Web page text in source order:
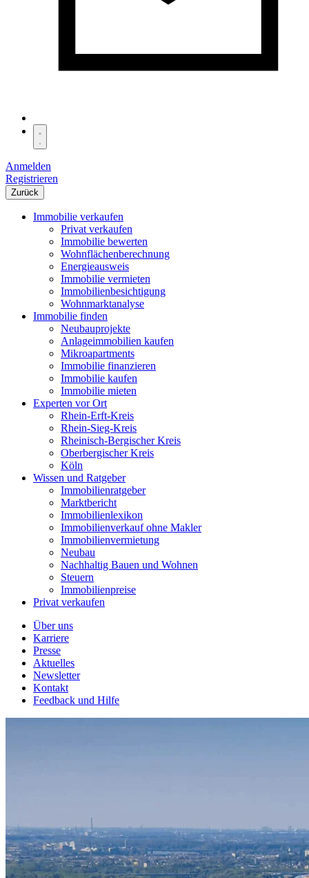
Anmelden
Registrieren
Zurück
Immobilie verkaufen
Privat verkaufen
Immobilie bewerten
Wohnflächenberechnung
Energieausweis
Immobilie vermieten
Immobilienbesichtigung
Wohnmarktanalyse
Immobilie finden
Neubauprojekte
Anlageimmobilien kaufen
Mikroapartments
Immobilie finanzieren
Immobilie kaufen
Immobilie mieten
Experten vor Ort
Rhein-Erft-Kreis
Rhein-Sieg-Kreis
Rheinisch-Bergischer Kreis
Oberbergischer Kreis
Köln
Wissen und Ratgeber
Immobilienratgeber
Marktbericht
Immobilienlexikon
Immobilienverkauf ohne Makler
Immobilienvermietung
Neubau
Nachhaltig Bauen und Wohnen
Steuern
Immobilienpreise
Privat verkaufen
Über uns
Karriere
Presse
Aktuelles
Newsletter
Kontakt
Feedback und Hilfe